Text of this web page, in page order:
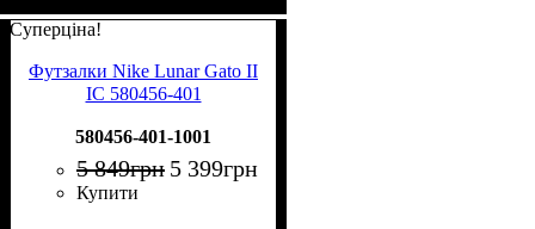
Суперціна!
Футзалки Nike Lunar Gato II
IC 580456-401
580456-401-1001
5 849грн 5 399грн
Купити